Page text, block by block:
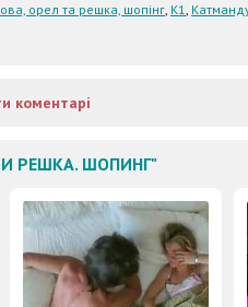
орел та решка, шопінг, К1,
коментарі
РЕШКА. ШОПИНГ"